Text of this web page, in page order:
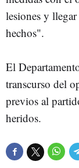
lesiones y
hechos".
El
transcurso del
previos al
heridos.